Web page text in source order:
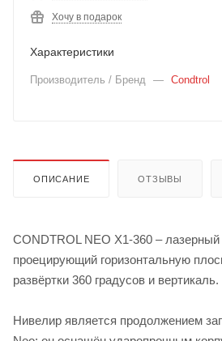
Хочу в подарок
Характеристики
Производитель / Бренд — Condtrol
ОПИСАНИЕ ОТЗЫВЫ
CONDTROL NEO X1-360 – лазерный
проецирующий горизонтальную
развёртки 360 градусов и вертикаль.
Нивелир является продолжением